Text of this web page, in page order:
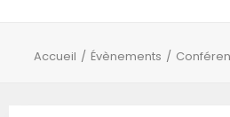
Accueil Évènements